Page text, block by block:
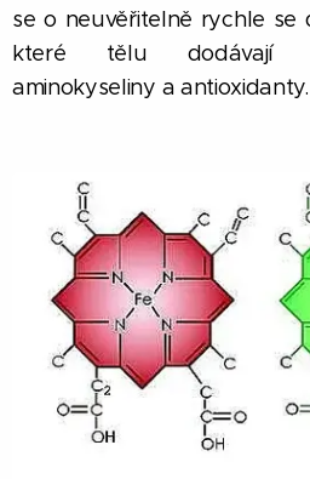
se o neuvěřitelně rychle se
které tělu dodávají
aminokyseliny a antioxidanty.